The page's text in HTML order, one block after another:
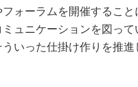
ォーラムを開催すること
ュニケーションを図って
いった仕掛け作りを推進